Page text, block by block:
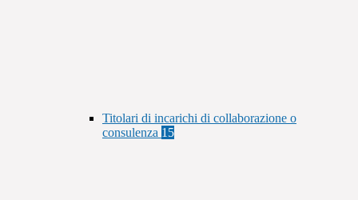
Titolari di incarichi di collaborazione o
consulenza 15